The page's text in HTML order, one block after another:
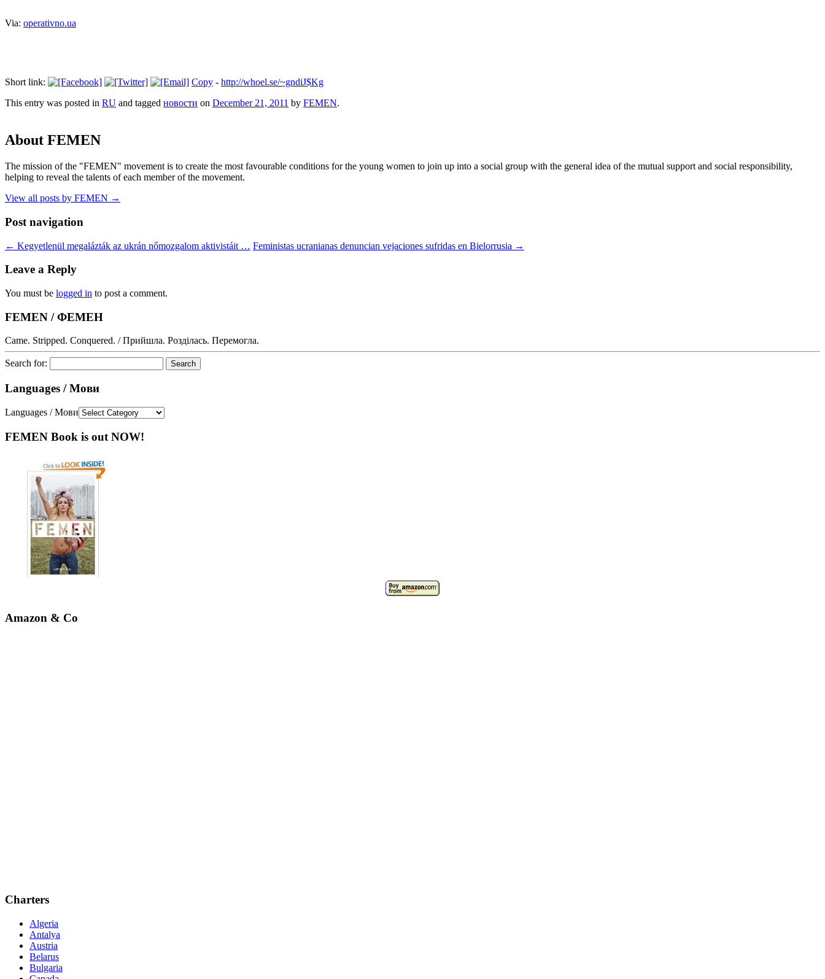
Via: operativno.ua
Short link: Copy - http://whoel.se/~gndiJ$Kg
This entry was posted in RU and tagged новости on December 21, 2011 by FEMEN.
About FEMEN
The mission of the "FEMEN" movement is to create the most favourable conditions for the young women to join up into a social group with the general idea of the mutual support and social responsibility,
helping to reveal the talents of each member of the movement.
View all posts by FEMEN →
Post navigation
← Kegyetlenül megalázták az ukrán nőmozgalom aktivistáit … Feministas ucranianas denuncian vejaciones sufridas en Bielorrusia →
Leave a Reply
You must be logged in to post a comment.
FEMEN / ФЕМЕН
Came. Stripped. Conquered. / Прийшла. Розділась. Перемогла.
Search for:
Languages / Мови
Languages / Мови
FEMEN Book is out NOW!
Amazon & Co
Charters
Algeria
Antalya
Austria
Belarus
Bulgaria